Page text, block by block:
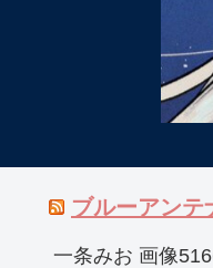
ブルーアンテ
一条みお 画像